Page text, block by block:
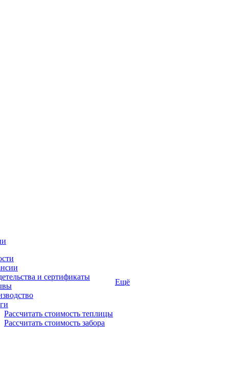
и сертификаты
Рассчитать стоимость теплицы
Рассчитать стоимость забора
Ещё